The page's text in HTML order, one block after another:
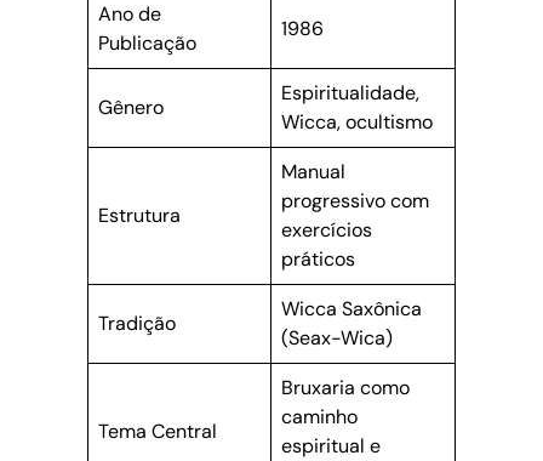
Ano de
Publicação
1986
Gênero
Espiritualidade,
Wicca, ocultismo
Estrutura
Manual
progressivo com
exercícios
práticos
Tradição
Wicca Saxônica
(Seax-Wica)
Tema Central
Bruxaria como
caminho
espiritual e